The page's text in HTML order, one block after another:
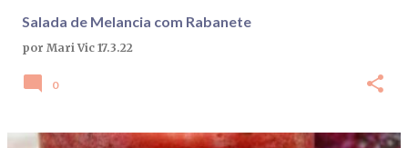
Salada de Melancia com Rabanete
por Mari Vic 17.3.22
0